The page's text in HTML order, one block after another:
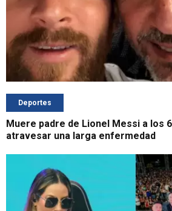
Deportes
Muere padre de Lionel Messi a los
atravesar una larga enfermedad